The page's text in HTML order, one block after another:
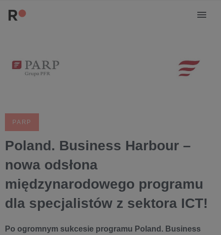
PARP
Poland. Business Harbour –
nowa odsłona
międzynarodowego programu
dla specjalistów z sektora ICT!
Po ogromnym sukcesie programu Poland. Business